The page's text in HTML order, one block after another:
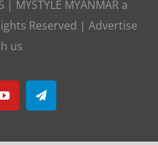
| MYSTYLE MYANMAR a
Reserved | Advertise
us
YouTubeTelegram